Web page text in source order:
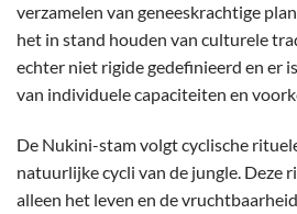
verzamelen van geneeskrachtige
het in stand houden van culturele
echter niet rigide gedefinieerd en er
van individuele capaciteiten en
De Nukini-stam volgt cyclische
natuurlijke cycli van de jungle. Deze
alleen het leven en de